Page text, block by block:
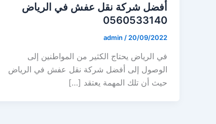
أفضل شركة نقل عفش في الرياض
0560533140
admin / 20/09/2022
في الرياض يحتاج الكثير من المواطنين إلى
الوصول إلى أفضل شركة نقل عفش في الرياض
حيث أن تلك المهمة يعتقد […]